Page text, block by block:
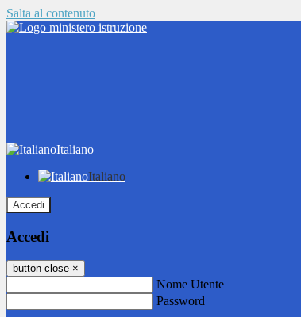
Salta al contenuto
Italiano
Italiano
Accedi
Accedi
button close ×
Nome Utente
Password